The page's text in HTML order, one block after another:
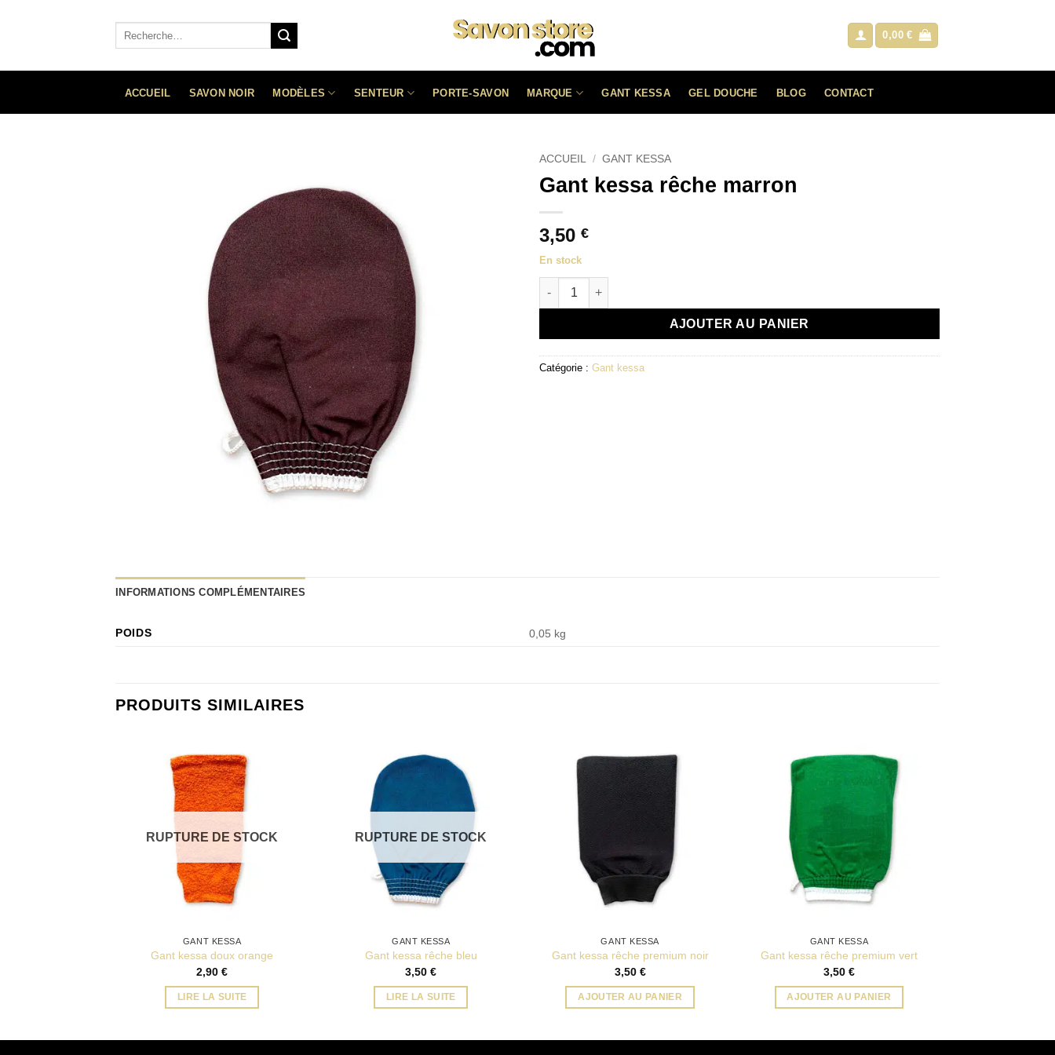
0,00€
ACCUEIL SAVON NOIR MODÈLES SENTEUR PORTE-SAVON MARQUE GANT KESSA GEL DOUCHE BLOG CONTACT
ACCUEIL / GANT KESSA
Gant kessa rêche marron
3,50 €
En stock
quantité de Gant kessa rêche marron
AJOUTER AU PANIER
Catégorie : Gant kessa
INFORMATIONS COMPLÉMENTAIRES
POIDS 0,05 kg
PRODUITS SIMILAIRES
RUPTURE DE STOCK
GANT KESSA
Gant kessa doux orange
2,90€
LIRE LA SUITE
RUPTURE DE STOCK
GANT KESSA
Gant kessa rêche bleu
3,50€
LIRE LA SUITE
GANT KESSA
Gant kessa rêche premium noir
3,50 €
AJOUTER AU PANIER
GANT KESSA
Gant kessa rêche premium vert
3,50 €
AJOUTER AU PANIER